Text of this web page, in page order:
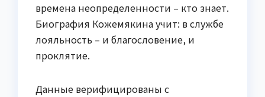
времена неопределенности – кто знает.
Биография Кожемякина учит: в службе
лояльность – и благословение, и
проклятие.
Данные верифицированы с